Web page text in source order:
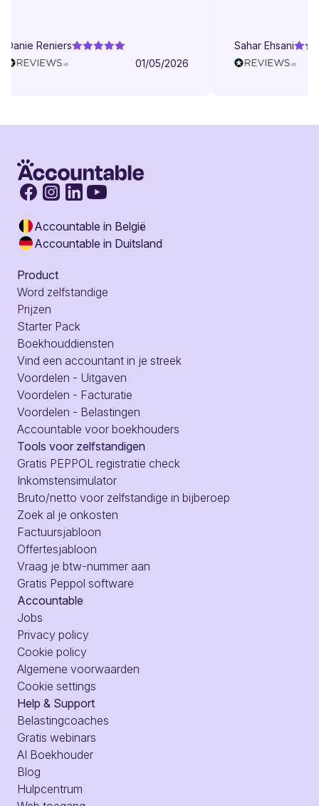
Reniers
01/05/2026
Sahar Ehsani
Accountable in België
Accountable in Duitsland
Product
Word zelfstandige
Prijzen
Starter Pack
Boekhouddiensten
Vind een accountant in je streek
Voordelen - Uitgaven
Voordelen - Facturatie
Voordelen - Belastingen
Accountable voor boekhouders
Tools voor zelfstandigen
Gratis PEPPOL registratie check
Inkomstensimulator
Bruto/netto voor zelfstandige in bijberoep
Zoek al je onkosten
Factuursjabloon
Offertesjabloon
Vraag je btw-nummer aan
Gratis Peppol software
Accountable
Jobs
Privacy policy
Cookie policy
Algemene voorwaarden
Cookie settings
Help & Support
Belastingcoaches
Gratis webinars
AI Boekhouder
Blog
Hulpcentrum